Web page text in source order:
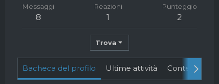
Messaggi
8
Reazioni
1
Punteggio
2
Trova
Bacheca del profilo Ultime attività Contenuto